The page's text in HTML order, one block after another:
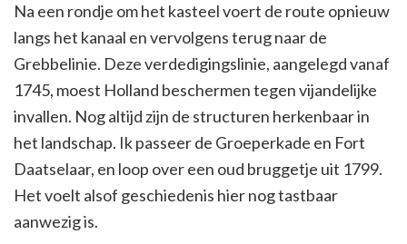
Na een rondje om het kasteel voert de route opnieuw
langs het kanaal en vervolgens terug naar de
Grebbelinie. Deze verdedigingslinie, aangelegd vanaf
1745, moest Holland beschermen tegen vijandelijke
invallen. Nog altijd zijn de structuren herkenbaar in
het landschap. Ik passeer de Groeperkade en Fort
Daatselaar, en loop over een oud bruggetje uit 1799.
Het voelt alsof geschiedenis hier nog tastbaar
aanwezig is.